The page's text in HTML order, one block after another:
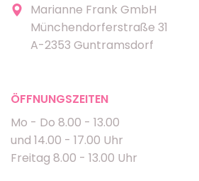
Marianne Frank GmbH
Münchendorferstraße 31
A-2353 Guntramsdorf
ÖFFNUNGSZEITEN
Mo - Do 8.00 - 13.00
und 14.00 - 17.00 Uhr
Freitag 8.00 - 13.00 Uhr